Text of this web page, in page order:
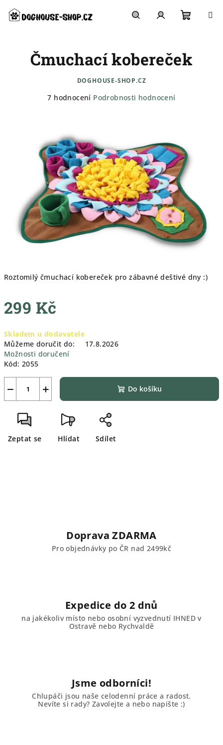
obsah
košík
Roztomilý čmuchací kobereček pro zábavné deštivé dny :)
299 Kč
cena:
Skladem u dodavatele
Můžeme doručit do:
17.8.2026
Možnosti doručení
Kód: 2055
+
− Do košíku
Zeptat se Hlídat Sdílet
Čmuchací kobereček
DOGHOUSE-SHOP.CZ
Průměrné
4,7
z
5
hvězdiček.
7 hodnocení Podrobnosti hodnocení
Doprava ZDARMA
Pro objednávky po ČR nad 2499kč
Expedice do 2 dnů
na jakékoliv místo nebo osobní vyzvednutí IHNED v
Ostravě nebo Rychvaldě
Jsme odborníci!
Chlupáči jsou naše celodenní práce a radost.
Nevíte si rady? Zavolejte a nebo napište :)